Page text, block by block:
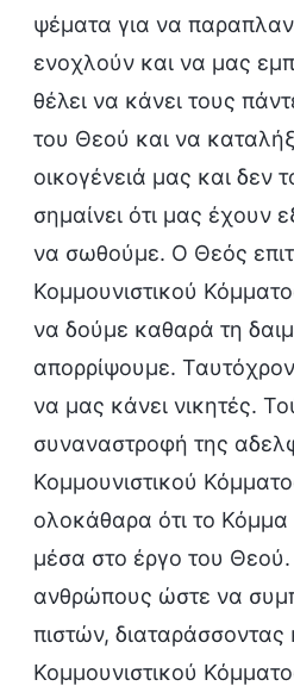
ψέματα για να
ενοχλούν και να μας
θέλει να κάνει τους
του Θεού και να
οικογένειά μας και
σημαίνει ότι μας έχουν
να σωθούμε. Ο Θεός
Κομμουνιστικού
να δούμε καθαρά τη
απορρίψουμε.
να μας κάνει νικητές.
συναναστροφή της
Κομμουνιστικού
ολοκάθαρα ότι το
μέσα στο έργο του Θεού.
ανθρώπους ώστε να
πιστών,
Κομμουνιστικού